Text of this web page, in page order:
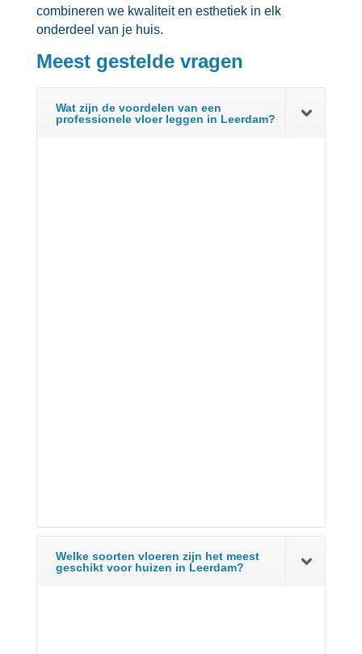
combineren we kwaliteit en esthetiek in elk
onderdeel van je huis.​
Meest gestelde vragen
Wat zijn de voordelen van een
professionele vloer leggen in Leerdam?
Welke soorten vloeren zijn het meest
geschikt voor huizen in Leerdam?